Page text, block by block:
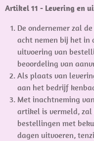
Artikel 11 - Levering en
De ondernemer zal
acht nemen bij het in
uitvoering van
beoordeling van
Als plaats van
aan het bedrijf
Met inachtneming
artikel is vermeld,
bestellingen met
dagen uitvoeren,